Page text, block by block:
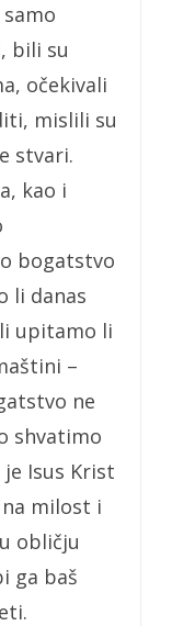
bili su
očekivali
mislili su
stvari.
kao i
bogatstvo
li danas
upitamo li
–
ne
shvatimo
Isus Krist
milost i
obličju
ga baš